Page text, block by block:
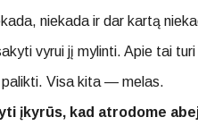
niekada ir dar kartą
vyrui jį mylinti. Apie tai
palikti. Visa kita — melas.
įkyrūs, kad atrodome